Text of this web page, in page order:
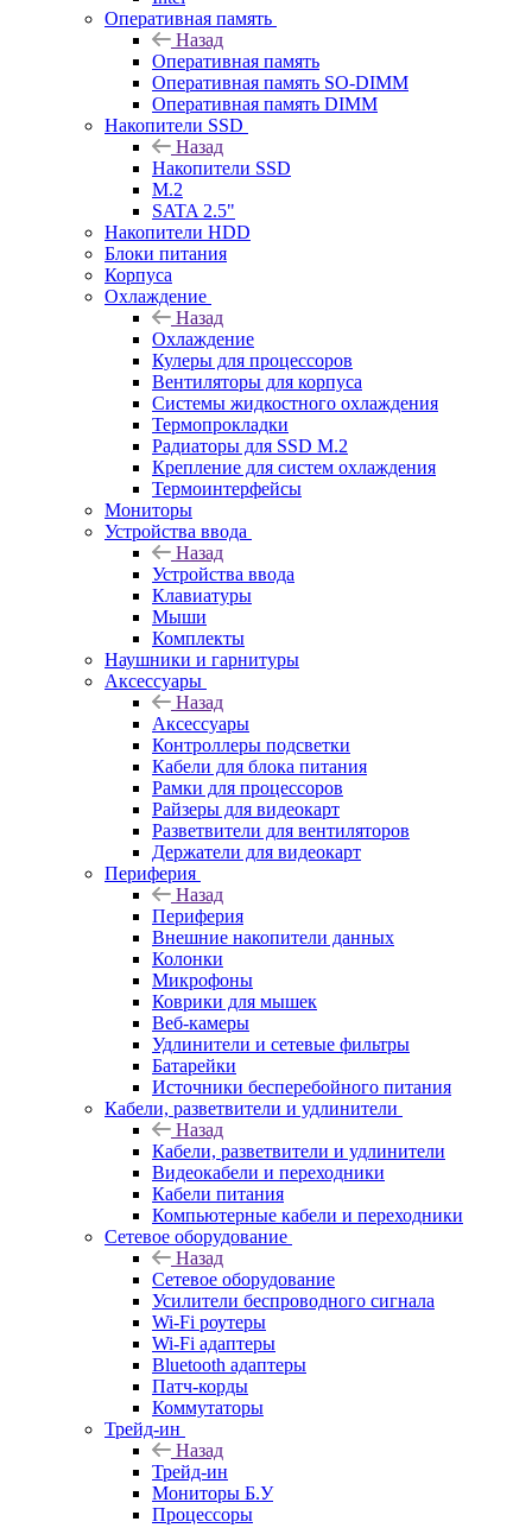
Оперативная память
Назад
Оперативная память
Оперативная память SO-DIMM
Оперативная память DIMM
Накопители SSD
Назад
Накопители SSD
M.2
SATA 2.5"
Накопители HDD
Блоки питания
Корпуса
Охлаждение
Назад
Охлаждение
Кулеры для процессоров
Вентиляторы для корпуса
Системы жидкостного охлаждения
Термопрокладки
Радиаторы для SSD M.2
Крепление для систем охлаждения
Термоинтерфейсы
Мониторы
Устройства ввода
Назад
Устройства ввода
Клавиатуры
Мыши
Комплекты
Наушники и гарнитуры
Аксессуары
Назад
Аксессуары
Контроллеры подсветки
Кабели для блока питания
Рамки для процессоров
Райзеры для видеокарт
Разветвители для вентиляторов
Держатели для видеокарт
Периферия
Назад
Периферия
Внешние накопители данных
Колонки
Микрофоны
Коврики для мышек
Веб-камеры
Удлинители и сетевые фильтры
Батарейки
Источники бесперебойного питания
Кабели, разветвители и удлинители
Назад
Кабели, разветвители и удлинители
Видеокабели и переходники
Кабели питания
Компьютерные кабели и переходники
Сетевое оборудование
Назад
Сетевое оборудование
Усилители беспроводного сигнала
Wi-Fi роутеры
Wi-Fi адаптеры
Bluetooth адаптеры
Патч-корды
Коммутаторы
Трейд-ин
Назад
Трейд-ин
Мониторы Б.У
Процессоры